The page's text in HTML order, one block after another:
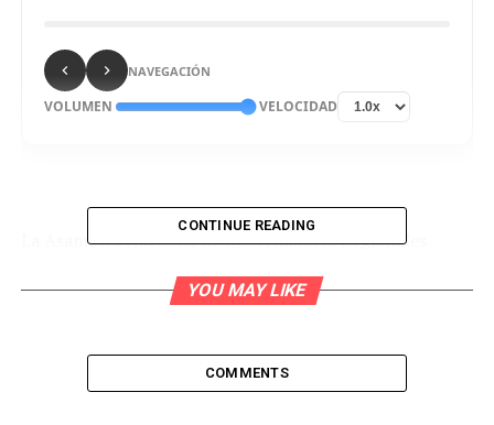
NAVEGACIÓN
VOLUMEN VELOCIDAD
La Asamblea Nacional de Gobernadores Regionales
nuevos parámetros para la ejecución de obras públicas
CONTINUE READING
YOU MAY LIKE
COMMENTS